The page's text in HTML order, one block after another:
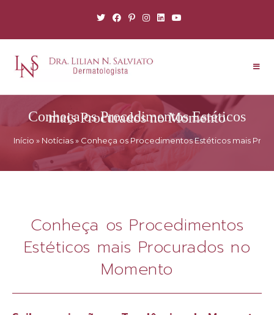
Conheça os Procedimentos Estéticos mais Procurados no Momento
Início » Notícias» Conheça os Procedimentos Estéticos mais
Conheça os Procedimentos
Estéticos mais Procurados no
Momento